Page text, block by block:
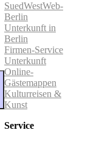
SuedWestWeb-
Berlin
Unterkunft in
Berlin
Firmen-Service
Unterkunft
Online-
Gästemappen
Kulturreisen &
Kunst
Service